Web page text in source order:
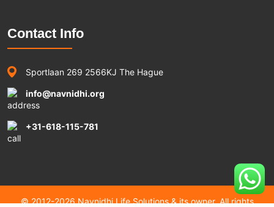
Contact Info
Sportlaan 269 2566KJ The Hague
info@navnidhi.org
+31-618-115-781
© 2012-2026 Navnidhi Life Solutions & its owner. All rights